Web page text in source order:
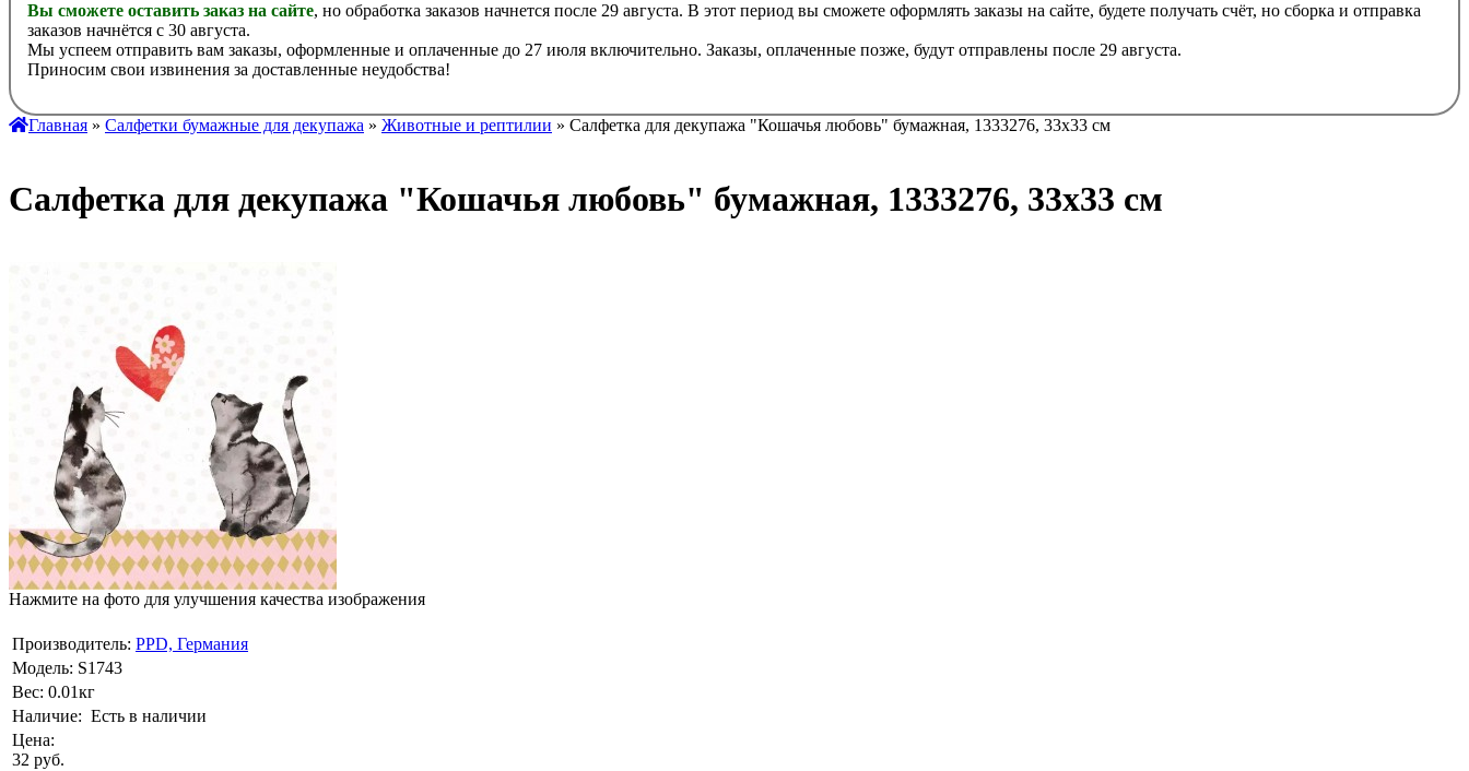
Вы сможете оставить заказ на сайте, но обработка заказов начнется после 29 августа. В этот период вы сможете оформлять заказы на сайте, будете получать счёт, но сборка и отправка
заказов начнётся с 30 августа.
Мы успеем отправить вам заказы, оформленные и оплаченные до 27 июля включительно. Заказы, оплаченные позже, будут отправлены после 29 августа.
Приносим свои извинения за доставленные неудобства!
Главная » Салфетки бумажные для декупажа » Животные и рептилии » Салфетка для декупажа "Кошачья любовь" бумажная, 1333276, 33х33 см
Салфетка для декупажа "Кошачья любовь" бумажная, 1333276, 33х33 см
Нажмите на фото для улучшения качества изображения
Производитель: PPD, Германия
Модель: S1743
Вес: 0.01кг
Наличие: Есть в наличии
Цена:
32 руб.